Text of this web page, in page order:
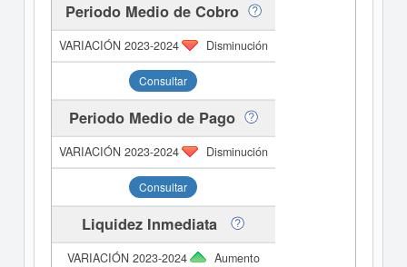
Periodo Medio de Cobro
Disminución
Consultar
Periodo Medio de Pago
Disminución
Consultar
Liquidez Inmediata
Aumento